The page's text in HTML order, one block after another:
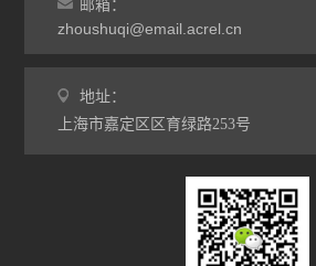
邮箱：
zhoushuqi@email.acrel.cn
地址：
上海市嘉定区区育绿路253号